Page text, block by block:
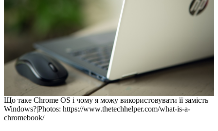
Що таке Chrome OS і чому я можу використовувати її замість
Windows?|Photos: https://www.thetechhelper.com/what-is-a-
chromebook/